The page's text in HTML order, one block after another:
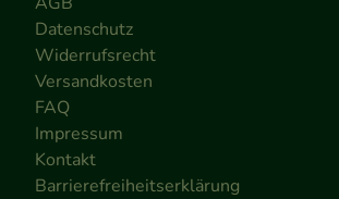
Datenschutz
Widerrufsrecht
Versandkosten
FAQ
Impressum
Kontakt
Barrierefreiheitserklärung